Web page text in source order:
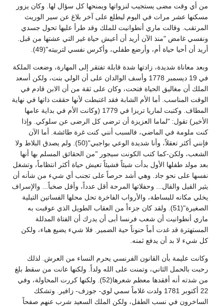
من أي وقت مضى يستجيب لنزواتها ويمنحها كل سؤال لها. وكان يزور
مسكنها عشر مرات في اليوم ليطلع على آخر بلاغ عن سير الوريث
المرتقب. وقالت ماري أنطوانيت للملك وقد طرأ عليها تحول جسدي
ونفسي غامض "منذ الآن أريد أن أعيش حياة غير التي عشتها من قبل.
أريد أن أحيا حياة أم، وأرضع طفلي، وأكرس نفسي لتربيته"(49).
وبعد معاناة شديدة، زادتها شدة قابلة تفتقر إلى المهارة، وضعت الملكة
في 19 ديسمبر 1778 وأسف الوالدان على أن الولي بنت، ولكن أسعد
الملك أن مغاليق الحياة فتحت، وكان على ثقة من أن الابن قادم في
الوقت المناسب. أما الأم الشابة فقد اغتبطت لأنها حققت ذاتها في نهاية
المطاف. وكتبت لماريا تريزا في 1779 (وكانت الأم في بداية عامها
الأخير) تقول: "لماما العزيزة أن ترضى كل الرضى عن سلوكي. وإذا
كنت ملومة في الماضي، فالسبب أنني كنت غرة طائشة. أما الآن
فإنني أكثر تعقلاً، وأنا شديدة الوعي بواجبي"(50). ولم يصدق البلاط ولا
الشعب، ولكن-كما كتب الكونت سيجور "من الحقائق المسلم بها أنها
بعد مولد طفلها الأول بدأت شيئاً فشيئاً تعيش حياة أكثر انتظاماً، وتشغل
نفسها على نحو جاد. وهي أشد حرصاً على تجنب أي شيء من شأنه أن
يثير القيل والقال... وحفلاتها المرحة أقل عدداً، وأقل صخباً... والإسراف
يخلي مكانه للبساطة، والأرواب الفاخرة تحل محلها الفساتين التيلية
الصغيرة"(51). ولقد كان جزءاً من العقاب الطويل الذي عوقبت به
ماري أنطوانيت أن شعب فرنسا أبى أن يدرك أن الفتاة المدللة
المستهترة قد غدت أماً حنوناً حية الضمير. فلا شيء يضيع هباء، ولكن
كل شيء لا بد أن يدفع ثمنه.
وكانت عليمة بأن القانون الفرنسي يحرم النساء من العرش. لذلك
رحبت بالحمل الثاني، وتمنت على الله ولداً. ولكنها عانت من سقط بلغ
من شدته أنه أفقدها معظم شعرها(52). ولكنها كررت المحاولة، وفي
22 أكتوبر 1781 ولدت غلاماً سمي لوي- جوزف- زافير. وتشكك
الساخرون في نسب الطفل، ولكن الملك السعيد شرب عنهم صفحاً